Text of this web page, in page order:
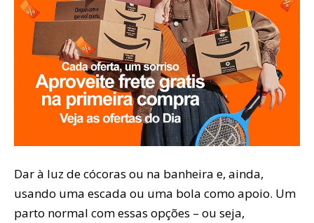
Dar à luz de cócoras ou na banheira e, ainda,
usando uma escada ou uma bola como apoio. Um
parto normal com essas opções – ou seja,